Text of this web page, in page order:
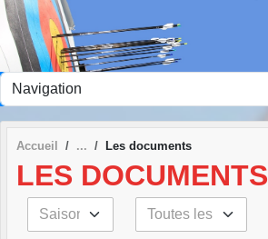
Accueil Les documents
LES DOCUMENTS
Panneau de gestion des cookies